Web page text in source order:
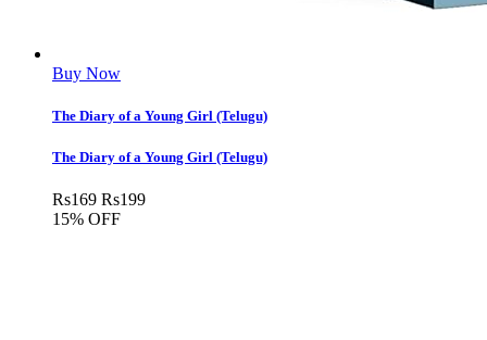
Buy Now
The Diary of a Young Girl (Telugu)
The Diary of a Young Girl (Telugu)
Rs169 Rs199
15% OFF